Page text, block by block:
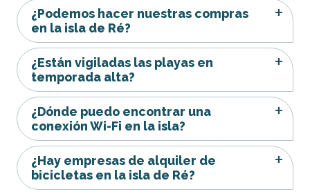
¿Podemos hacer nuestras compras
en la isla de Ré?
¿Están vigiladas las playas en
temporada alta?
¿Dónde puedo encontrar una
conexión Wi-Fi en la isla?
¿Hay empresas de alquiler de
bicicletas en la isla de Ré?